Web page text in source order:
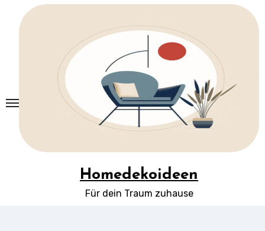
Springe
Homedekoideen
Für dein Traum zuhause